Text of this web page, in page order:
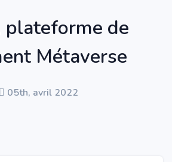
plateforme de
Métaverse
05th, avril 2022